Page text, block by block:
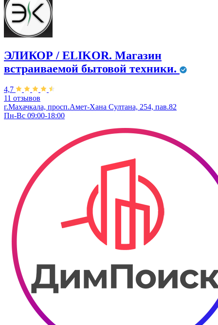
ЭЛИКОР / ELIKOR. Магазин
встраиваемой бытовой техники.
4,7
11 отзывов
г.Махачкала, просп.Амет-Хана Султана, 254, пав.82
Пн-Вс 09:00-18:00